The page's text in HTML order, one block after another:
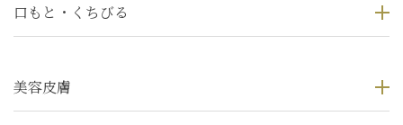
口もと・くちびる
美容皮膚